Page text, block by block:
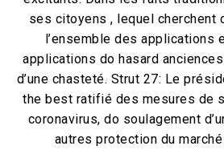
ses citoyens , lequel cherchent
l’ensemble des applications
applications do hasard
d’une chasteté. Strut 27: Le
the best ratifié des mesures de
coronavirus, do soulagement
autres protection du marché